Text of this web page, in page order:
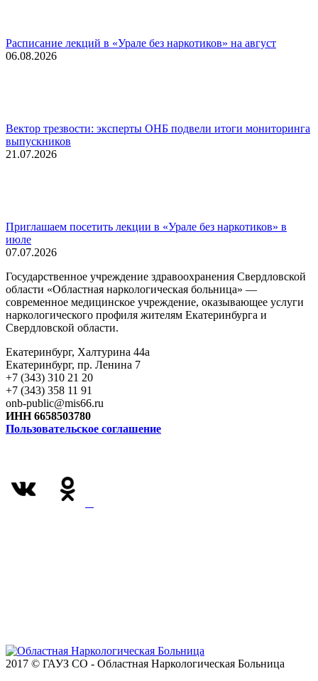
Расписание лекций в «Урале без наркотиков» на август
06.08.2026
Вектор трезвости: эксперты ОНБ подвели итоги мониторинга
выпускников
21.07.2026
Приглашаем посетить лекции в «Урале без наркотиков» в
июле
07.07.2026
Государственное учреждение здравоохранения Свердловской
области «Областная наркологическая больница» —
современное медицинское учреждение, оказывающее услуги
наркологического профиля жителям Екатеринбурга и
Свердловской области.
Екатеринбург, Халтурина 44а
Екатеринбург, пр. Ленина 7
+7 (343) 310 21 20
+7 (343) 358 11 91
onb-public@mis66.ru
ИНН 6658503780
Пользовательское соглашение
2017 © ГАУЗ СО - Областная Наркологическая Больница